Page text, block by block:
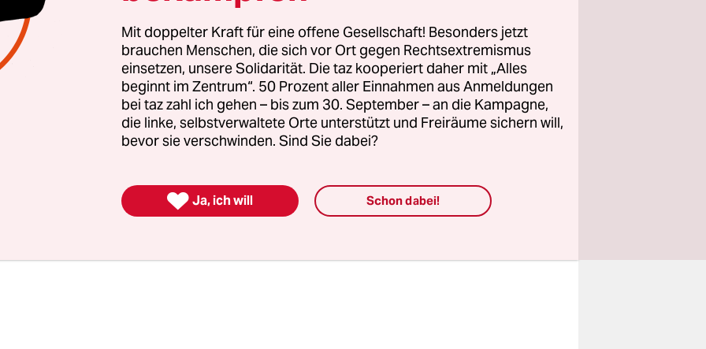
Präfektur Wakayama im Süden Japans gelangte 2009
prämierten DokumentarfilmDie Buchtzu trauriger
Darin machte Ric O’Barry, der ehemalige Trainer der
Flipperund Gründer desDolphin Projects, auf
Abschlachten der Delfine aufmerksam. Trotz
Mit doppelter Kraft für eine offene Gesellschaft! Besonders jetzt
brauchen Menschen, die sich vor Ort gegen Rechtsextremismus
einsetzen, unsere Solidarität. Die taz kooperiert daher mit „Alles
beginnt im Zentrum“. 50 Prozent aller Einnahmen aus Anmeldungen
bei taz zahl ich gehen – bis zum 30. September – an die Kampagne,
die linke, selbstverwaltete Orte unterstützt und Freiräume sichern will,
bevor sie verschwinden. Sind Sie dabei?
 Ja, ich will Schon dabei!